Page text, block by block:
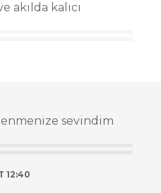
akılda kalıcı
sevindim
12:40